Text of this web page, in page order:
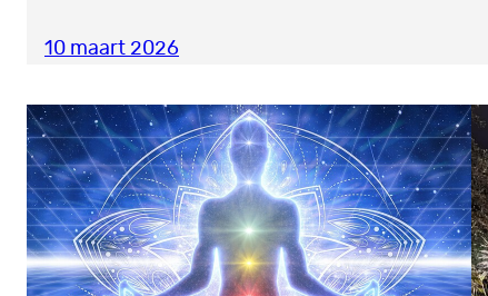
10 maart 2026